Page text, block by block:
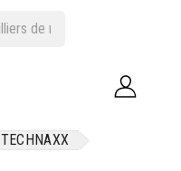
TECHNAXX